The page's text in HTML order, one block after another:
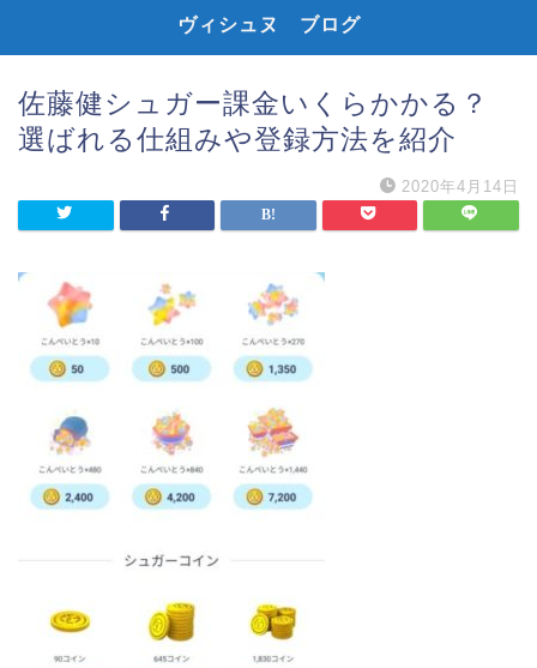
ヴィシュヌ ブログ
佐藤健シュガー課金いくらかかる？
選ばれる仕組みや登録方法を紹介
2020年4月14日